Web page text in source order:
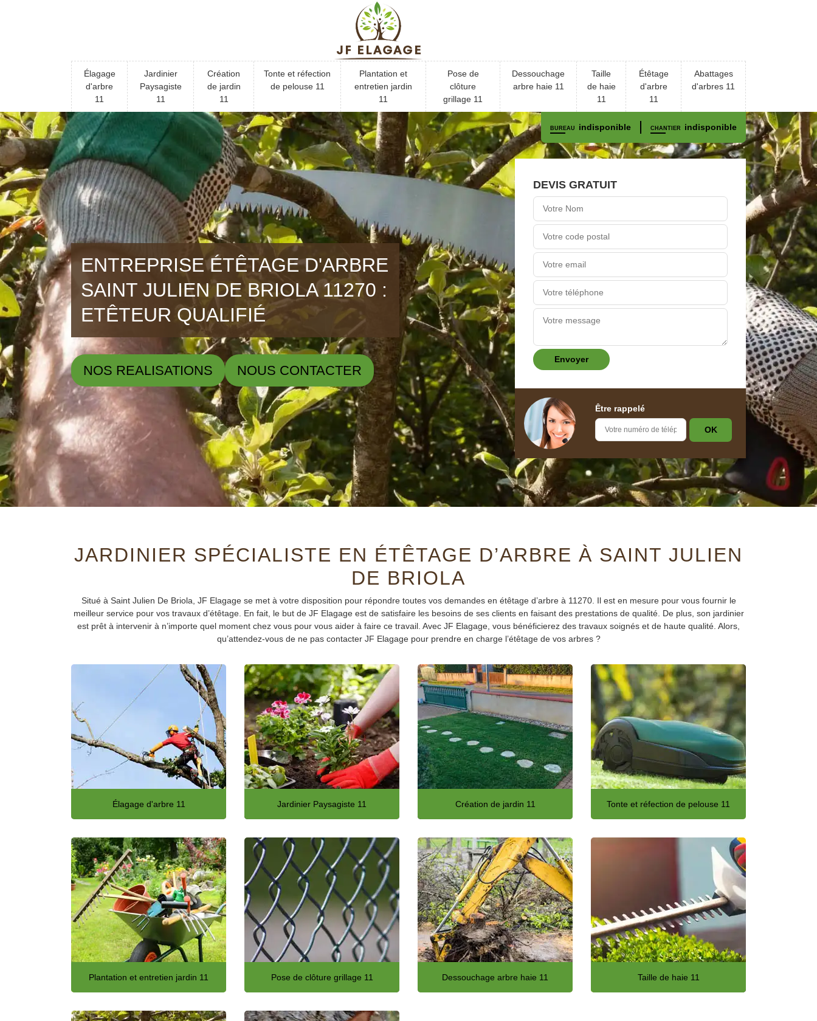
Élagage
d'arbre
11
Jardinier
Paysagiste
11
Création
de jardin
11
Tonte et réfection
de pelouse 11
Plantation et
entretien jardin
11
Pose de
clôture
grillage 11
Dessouchage
arbre haie 11
Taille
de haie
11
Étêtage
d'arbre
11
Abattages
d'arbres 11
BUREAU indisponible CHANTIER indisponible
ENTREPRISE ÉTÊTAGE D'ARBRE
SAINT JULIEN DE BRIOLA 11270 :
ETÊTEUR QUALIFIÉ
NOS REALISATIONS NOUS CONTACTER
DEVIS GRATUIT
Être rappelé
JARDINIER SPÉCIALISTE EN ÉTÊTAGE D’ARBRE À SAINT JULIEN
DE BRIOLA
Situé à Saint Julien De Briola, JF Elagage se met à votre disposition pour répondre toutes vos demandes en étêtage d’arbre à 11270. Il est en mesure pour vous fournir le
meilleur service pour vos travaux d’étêtage. En fait, le but de JF Elagage est de satisfaire les besoins de ses clients en faisant des prestations de qualité. De plus, son jardinier
est prêt à intervenir à n’importe quel moment chez vous pour vous aider à faire ce travail. Avec JF Elagage, vous bénéficierez des travaux soignés et de haute qualité. Alors,
qu’attendez-vous de ne pas contacter JF Elagage pour prendre en charge l’étêtage de vos arbres ?
Élagage d'arbre 11 Jardinier Paysagiste 11 Création de jardin 11 Tonte et réfection de pelouse 11
Plantation et entretien jardin 11 Pose de clôture grillage 11 Dessouchage arbre haie 11 Taille de haie 11